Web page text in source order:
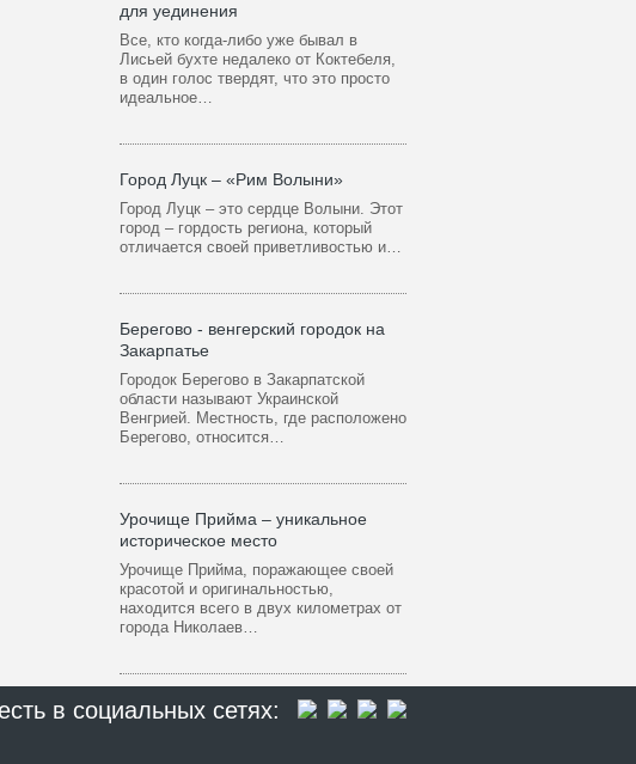
для уединения
Все, кто когда-либо уже бывал в
Лисьей бухте недалеко от Коктебеля,
в один голос твердят, что это просто
идеальное…
Город Луцк – «Рим Волыни»
Город Луцк – это сердце Волыни. Этот
город – гордость региона, который
отличается своей приветливостью и…
Берегово - венгерский городок на
Закарпатье
Городок Берегово в Закарпатской
области называют Украинской
Венгрией. Местность, где расположено
Берегово, относится…
Урочище Прийма – уникальное
историческое место
Урочище Прийма, поражающее своей
красотой и оригинальностью,
находится всего в двух километрах от
города Николаев…
в социальных сетях: